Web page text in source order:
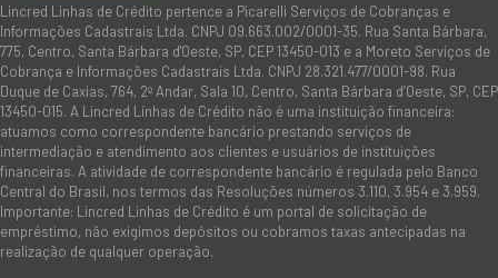
Lincred Linhas de Crédito pertence a Picarelli Serviços de Cobranças e
Informações Cadastrais Ltda. CNPJ 09.663.002/0001-35. Rua Santa Bárbara,
775, Centro, Santa Bárbara d'Oeste, SP, CEP 13450-013 e a Moreto Serviços de
Cobrança e Informações Cadastrais Ltda. CNPJ 28.321.477/0001-98. Rua
Duque de Caxias, 764, 2º Andar, Sala 10, Centro, Santa Bárbara d’Oeste, SP, CEP
13450-015. A Lincred Linhas de Crédito não é uma instituição financeira:
atuamos como correspondente bancário prestando serviços de
intermediação e atendimento aos clientes e usuários de instituições
financeiras. A atividade de correspondente bancário é regulada pelo Banco
Central do Brasil, nos termos das Resoluções números 3.110, 3.954 e 3.959.
Importante: Lincred Linhas de Crédito é um portal de solicitação de
empréstimo, não exigimos depósitos ou cobramos taxas antecipadas na
realização de qualquer operação.